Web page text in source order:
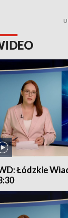
Łódzkie